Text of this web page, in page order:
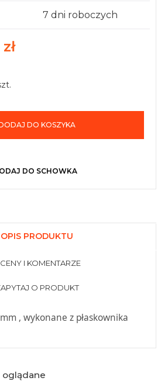
7 dni roboczych
DO KOSZYKA
DO SCHOWKA
OPIS PRODUKTU
I KOMENTARZE
O PRODUKT
, wykonane z płaskownika